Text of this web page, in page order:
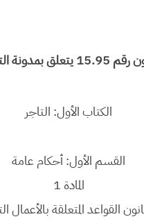
يتعلق بمدونة التجارة
الكتاب الأول: التاجر
القسم الأول: أحكام عامة
المادة 1
القواعد المتعلقة بالأعمال